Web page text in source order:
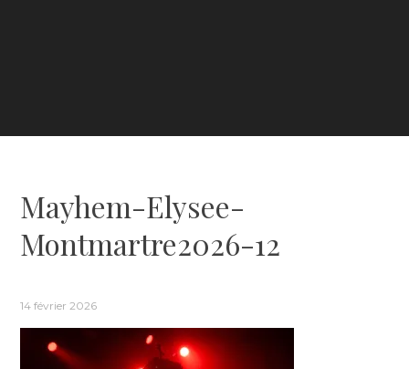
Mayhem-Elysee-
Montmartre2026-12
14 février 2026